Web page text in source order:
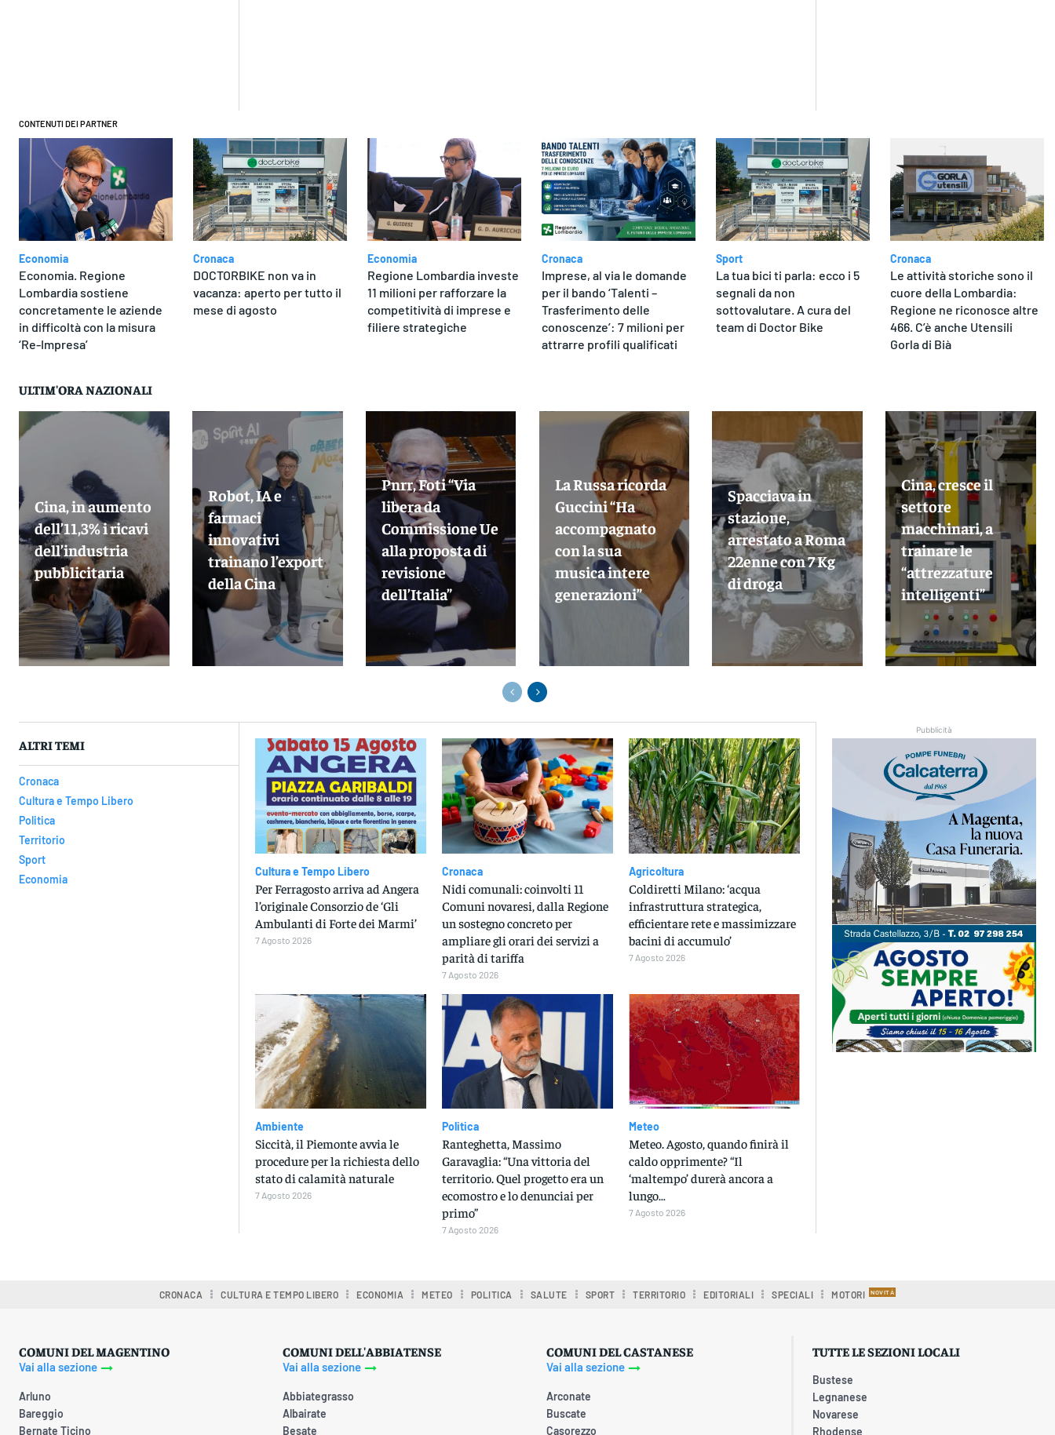
CONTENUTI DEI PARTNER
Economia
Economia. Regione
Lombardia sostiene
concretamente le aziende
in difficoltà con la misura
‘Re-Impresa’
Cronaca
DOCTORBIKE non va in
vacanza: aperto per tutto il
mese di agosto
Economia
Regione Lombardia investe
11 milioni per rafforzare la
competitività di imprese e
filiere strategiche
Cronaca
Imprese, al via le domande
per il bando ‘Talenti –
Trasferimento delle
conoscenze’: 7 milioni per
attrarre profili qualificati
Sport
La tua bici ti parla: ecco i 5
segnali da non
sottovalutare. A cura del
team di Doctor Bike
Cronaca
Le attività storiche sono il
cuore della Lombardia:
Regione ne riconosce altre
466. C’è anche Utensili
Gorla di Bià
ULTIM'ORA NAZIONALI
Cina, in aumento
dell’11,3% i ricavi
dell’industria
pubblicitaria
Robot, IA e
farmaci
innovativi
trainano l’export
della Cina
Pnrr, Foti “Via
libera da
Commissione Ue
alla proposta di
revisione
dell’Italia”
La Russa ricorda
Guccini “Ha
accompagnato
con la sua
musica intere
generazioni”
Spacciava in
stazione,
arrestato a Roma
22enne con 7 Kg
di droga
Cina, cresce il
settore
macchinari, a
trainare le
“attrezzature
intelligenti”
ALTRI TEMI
Cronaca
Cultura e Tempo Libero
Politica
Territorio
Sport
Economia
Cultura e Tempo Libero
Per Ferragosto arriva ad Angera
l’originale Consorzio de ‘Gli
Ambulanti di Forte dei Marmi’
7 Agosto 2026
Cronaca
Nidi comunali: coinvolti 11
Comuni novaresi, dalla Regione
un sostegno concreto per
ampliare gli orari dei servizi a
parità di tariffa
7 Agosto 2026
Agricoltura
Coldiretti Milano: ‘acqua
infrastruttura strategica,
efficientare rete e massimizzare
bacini di accumulo’
7 Agosto 2026
Ambiente
Siccità, il Piemonte avvia le
procedure per la richiesta dello
stato di calamità naturale
7 Agosto 2026
Politica
Ranteghetta, Massimo
Garavaglia: “Una vittoria del
territorio. Quel progetto era un
ecomostro e lo denunciai per
primo”
7 Agosto 2026
Meteo
Meteo. Agosto, quando finirà il
caldo opprimente? “Il
‘maltempo’ durerà ancora a
lungo…
7 Agosto 2026
Pubblicità
CRONACA CULTURA E TEMPO LIBERO ECONOMIA METEO POLITICA SALUTE SPORT TERRITORIO EDITORIALI SPECIALI MOTORI
COMUNI DEL MAGENTINO
Vai alla sezione
Arluno
Bareggio
Bernate Ticino
COMUNI DELL'ABBIATENSE
Vai alla sezione
Abbiategrasso
Albairate
Besate
COMUNI DEL CASTANESE
Vai alla sezione
Arconate
Buscate
Casorezzo
TUTTE LE SEZIONI LOCALI
Bustese
Legnanese
Novarese
Rhodense